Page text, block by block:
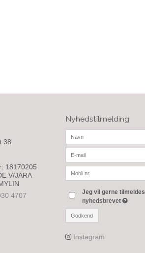
38
18170205
V/JARA
4707
Nyhedstilmelding
Jeg vil gerne tilmeldes
nyhedsbrevet
Godkend
Instagram